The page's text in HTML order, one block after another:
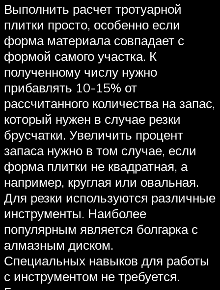
Выполнить расчет тротуарной
плитки просто, особенно если
форма материала совпадает с
формой самого участка. К
полученному числу нужно
прибавлять 10-15% от
рассчитанного количества на запас,
который нужен в случае резки
брусчатки. Увеличить процент
запаса нужно в том случае, если
форма плитки не квадратная, а
например, круглая или овальная.
Для резки используются различные
инструменты. Наиболее
популярным является болгарка с
алмазным диском.
Специальных навыков для работы
с инструментом не требуется.